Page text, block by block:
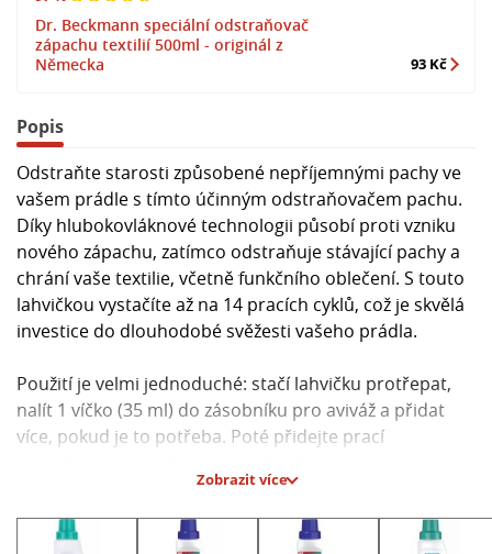
Dr. Beckmann speciální odstraňovač
zápachu textilií 500ml - originál z
Německa
93 Kč
Popis
Odstraňte starosti způsobené nepříjemnými pachy ve
vašem prádle s tímto účinným odstraňovačem pachu.
Díky hlubokovláknové technologii působí proti vzniku
nového zápachu, zatímco odstraňuje stávající pachy a
chrání vaše textilie, včetně funkčního oblečení. S touto
lahvičkou vystačíte až na 14 pracích cyklů, což je skvělá
investice do dlouhodobé svěžesti vašeho prádla.
Použití je velmi jednoduché: stačí lahvičku protřepat,
nalít 1 víčko (35 ml) do zásobníku pro aviváž a přidat
více, pokud je to potřeba. Poté přidejte prací
produkt mimo dosah dětí a buďte si jisti, že vaše prádlo
bude vždy čerstvé a bez nepříjemných pachů.
Zobrazit více